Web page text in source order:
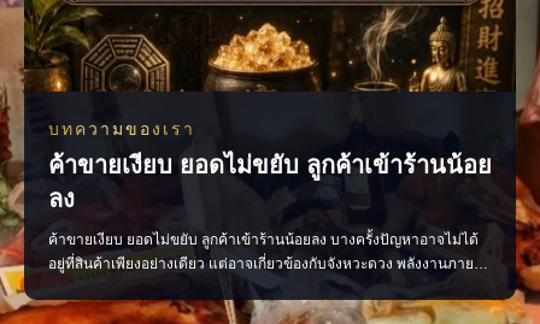
บทความของเรา
ค้าขายเงียบ ยอดไม่ขยับ ลูกค้าเข้าร้านน้อย
ลง
ค้าขายเงียบ ยอดไม่ขยับ ลูกค้าเข้าร้านน้อยลง บางครั้งปัญหาอาจไม่ได้
อยู่ที่สินค้าเพียงอย่างเดียว แต่อาจเกี่ยวข้องกับจังหวะดวง พลังงานภายใน
ร้าน หรือการจัดวางที่ยังไม่ส่งเสริมการค้า ลองเริ่มจากการตรวจพลังร้าน
ปรับฮวงจุ้ย เสริมจุดรับทรัพย์ และจัดพื้นที่ให้เปิดรับลูกค้ามากขึ้น เมื่อแก้